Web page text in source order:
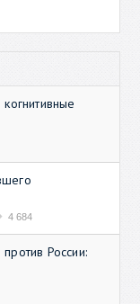
4 684
России: